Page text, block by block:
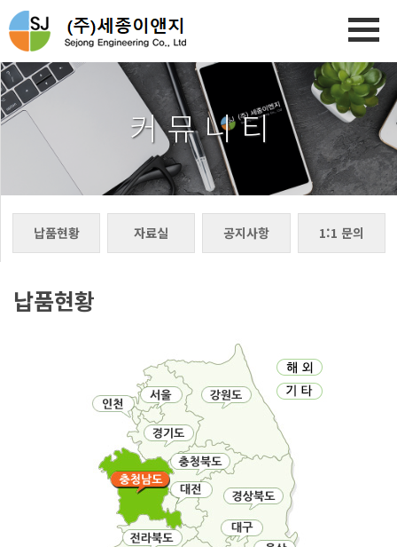
커 뮤 니 티
납품현황 자료실 공지사항 1:1 문의
납품현황